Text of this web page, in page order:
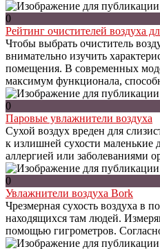
0
Рейтинг очистителей воздуха
Чтобы выбрать очиститель
внимательно изучить
помещения. В современных
максимум функционала,
0
Паровые увлажнители воздуха
Сухой воздух вреден для
к излишней сухости
аллергией или заболеваниями
0
Увлажнители воздуха Bork
Чрезмерная сухость воздуха в
находящихся там людей.
помощью гигрометров.